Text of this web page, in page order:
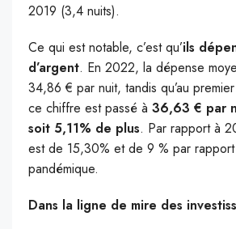
2019 (3,4 nuits).
Ce qui est notable, c’est qu’ils
d’argent. En 2022, la dépense
34,86 € par nuit, tandis qu’au
ce chiffre est passé à 36,63 € par
soit 5,11% de plus. Par rapport à
est de 15,30% et de 9 % par rapport
pandémique.
Dans la ligne de mire des